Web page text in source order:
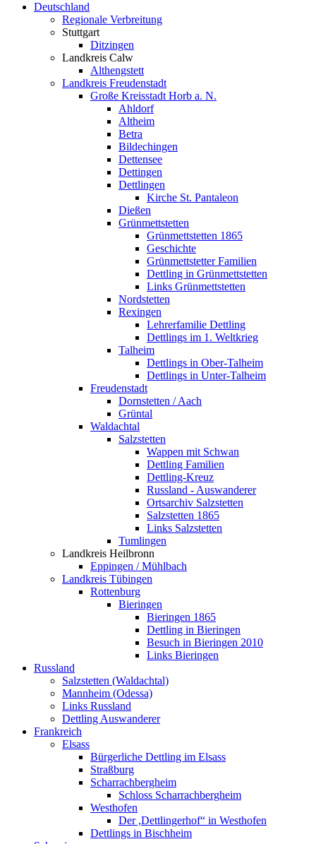
Deutschland
Regionale Verbreitung
Stuttgart
Ditzingen
Landkreis Calw
Althengstett
Landkreis Freudenstadt
Große Kreisstadt Horb a. N.
Ahldorf
Altheim
Betra
Bildechingen
Dettensee
Dettingen
Dettlingen
Kirche St. Pantaleon
Dießen
Grünmettstetten
Grünmettstetten 1865
Geschichte
Grünmettstetter Familien
Dettling in Grünmettstetten
Links Grünmettstetten
Nordstetten
Rexingen
Lehrerfamilie Dettling
Dettlings im 1. Weltkrieg
Talheim
Dettlings in Ober-Talheim
Dettlings in Unter-Talheim
Freudenstadt
Dornstetten / Aach
Grüntal
Waldachtal
Salzstetten
Wappen mit Schwan
Dettling Familien
Dettling-Kreuz
Russland - Auswanderer
Ortsarchiv Salzstetten
Salzstetten 1865
Links Salzstetten
Tumlingen
Landkreis Heilbronn
Eppingen / Mühlbach
Landkreis Tübingen
Rottenburg
Bieringen
Bieringen 1865
Dettling in Bieringen
Besuch in Bieringen 2010
Links Bieringen
Russland
Salzstetten (Waldachtal)
Mannheim (Odessa)
Links Russland
Dettling Auswanderer
Frankreich
Elsass
Bürgerliche Dettling im Elsass
Straßburg
Scharrachbergheim
Schloss Scharrachbergheim
Westhofen
Der ,Dettlingerhof“ in Westhofen
Dettlings in Bischheim